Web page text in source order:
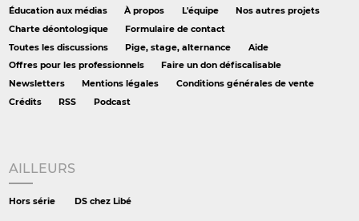
Éducation aux médias
À propos L'équipe
Nos autres projets
Charte déontologique
Formulaire de contact
Toutes les discussions
Pige, stage, alternance
Aide
Offres pour les professionnels
Faire un don défiscalisable
Newsletters
Mentions légales
Conditions générales de vente
Crédits
RSS Podcast
AILLEURS
Hors série DS chez Libé